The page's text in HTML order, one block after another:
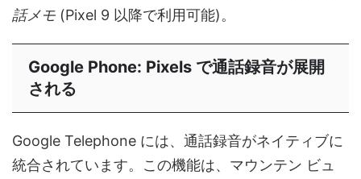
話メモ (Pixel 9 以降で利用可能)。
Google Phone: Pixels で通話録音が展開
される
Google Telephone には、通話録音がネイティブに
統合されています。この機能は、マウンテン ビュ